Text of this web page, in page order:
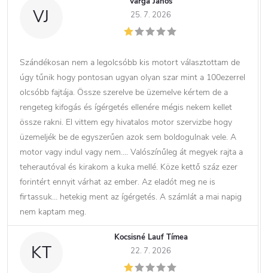
VJ
25. 7. 2026
Szándékosan nem a legolcsóbb kis motort választottam de
úgy tűnik hogy pontosan ugyan olyan szar mint a 100ezerrel
olcsóbb fajtája. Össze szerelve be üzemelve kértem de a
rengeteg kifogás és ígérgetés ellenére mégis nekem kellet
össze rakni. El vittem egy hivatalos motor szervizbe hogy
üzemeljék be de egyszerűen azok sem boldogulnak vele. A
motor vagy indul vagy nem…. Valószínűleg át megyek rajta a
teherautóval és kirakom a kuka mellé. Köze kettő száz ezer
forintért ennyit várhat az ember. Az eladót meg ne is
firtassuk… hetekig ment az ígérgetés. A számlát a mai napig
nem kaptam meg.
KT
Kocsisné Lauf Tímea
22. 7. 2026